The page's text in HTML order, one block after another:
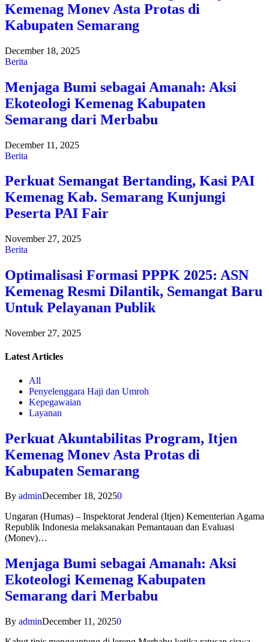
Kemenag Monev Asta Protas di
Kabupaten Semarang
December 18, 2025
Berita
Menjaga Bumi sebagai Amanah: Aksi
Ekoteologi Kemenag Kabupaten
Semarang dari Merbabu
December 11, 2025
Berita
Perkuat Semangat Bertanding, Kasi PAI
Kemenag Kab. Semarang Kunjungi
Peserta PAI Fair
November 27, 2025
Berita
Optimalisasi Formasi PPPK 2025: ASN
Kemenag Resmi Dilantik, Semangat Baru
Untuk Pelayanan Publik
November 27, 2025
Latest Articles
All
Penyelenggara Haji dan Umroh
Kepegawaian
Layanan
Perkuat Akuntabilitas Program, Itjen
Kemenag Monev Asta Protas di
Kabupaten Semarang
By adminDecember 18, 20250
Ungaran (Humas) – Inspektorat Jenderal (Itjen) Kementerian Agama
Republik Indonesia melaksanakan Pemantauan dan Evaluasi
(Monev)…
Menjaga Bumi sebagai Amanah: Aksi
Ekoteologi Kemenag Kabupaten
Semarang dari Merbabu
By adminDecember 11, 20250